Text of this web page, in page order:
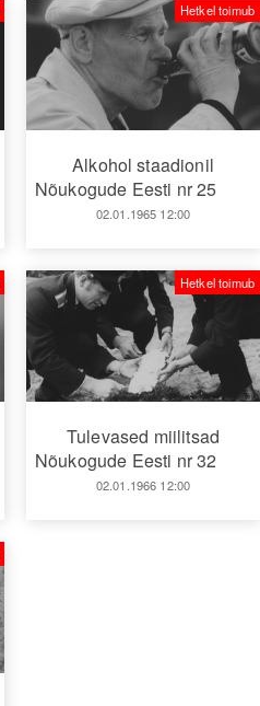
Alkohol staadionil
Nõukogude Eesti nr 25
02.01.1965 12:00
Hetkel toimub
Tulevased miilitsad
Nõukogude Eesti nr 32
02.01.1966 12:00
Hetkel toimub